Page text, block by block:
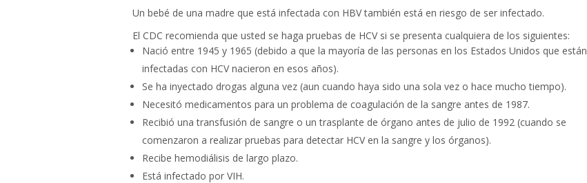
Un bebé de una madre que está infectada con HBV también está en riesgo de ser infectado.
El CDC recomienda que usted se haga pruebas de HCV si se presenta cualquiera de los siguientes:
Nació entre 1945 y 1965 (debido a que la mayoría de las personas en los Estados Unidos que están
infectadas con HCV nacieron en esos años).
Se ha inyectado drogas alguna vez (aun cuando haya sido una sola vez o hace mucho tiempo).
Necesitó medicamentos para un problema de coagulación de la sangre antes de 1987.
Recibió una transfusión de sangre o un trasplante de órgano antes de julio de 1992 (cuando se
comenzaron a realizar pruebas para detectar HCV en la sangre y los órganos).
Recibe hemodiálisis de largo plazo.
Está infectado por VIH.